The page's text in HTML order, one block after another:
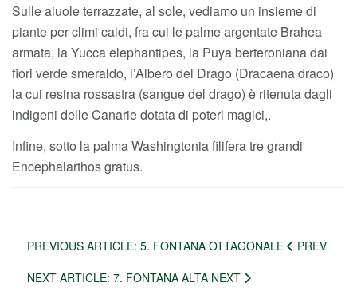
Sulle aiuole terrazzate, al sole, vediamo un insieme di
piante per climi caldi, fra cui le palme argentate Brahea
armata, la Yucca elephantipes, la Puya berteroniana dai
fiori verde smeraldo, l’Albero del Drago (Dracaena draco)
la cui resina rossastra (sangue del drago) è ritenuta dagli
indigeni delle Canarie dotata di poteri magici,.
Infine, sotto la palma Washingtonia filifera tre grandi
Encephalarthos gratus.
PREVIOUS ARTICLE: 5. FONTANA OTTAGONALE
PREV
NEXT ARTICLE: 7. FONTANA ALTA NEXT